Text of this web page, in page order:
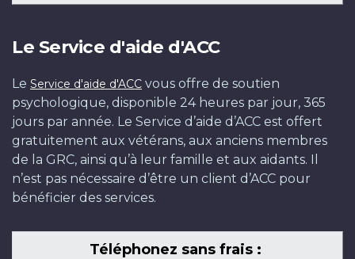
Le Service d'aide d'ACC
Le Service d'aide d'ACC vous offre de soutien
psychologique, disponible 24 heures par jour, 365
jours par année. Le Service d’aide d’ACC est offert
gratuitement aux vétérans, aux anciens membres
de la GRC, ainsi qu’à leur famille et aux aidants. Il
n’est pas nécessaire d’être un client d’ACC pour
bénéficier des services.
Téléphonez sans frais :